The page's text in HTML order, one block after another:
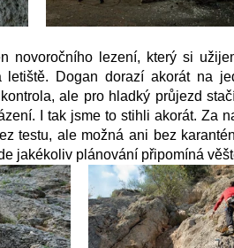
novoročního lezení, který si
letiště. Dogan dorazí akorát na
ale pro hladký průjezd
I tak jsme to stihli akorát. Za
testu, ale možná ani bez
jakékoliv plánování připomíná